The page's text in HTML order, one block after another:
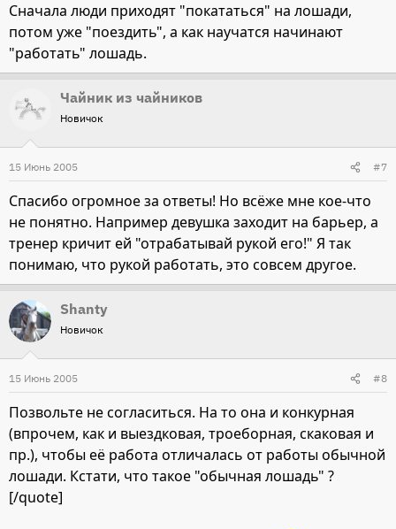
Сначала люди приходят "покататься" на лошади,
потом уже "поездить", а как научатся начинают
"работать" лошадь.
Чайник из чайников
Новичок
15 Июнь 2005 #7
Спасибо огромное за ответы! Но всёже мне кое-что
не понятно. Например девушка заходит на барьер, а
тренер кричит ей "отрабатывай рукой его!" Я так
понимаю, что рукой работать, это совсем другое.
Shanty
Новичок
15 Июнь 2005 #8
Позвольте не согласиться. На то она и конкурная
(впрочем, как и выездковая, троеборная, скаковая и
пр.), чтобы её работа отличалась от работы обычной
лошади. Кстати, что такое "обычная лошадь" ?
[/quote]